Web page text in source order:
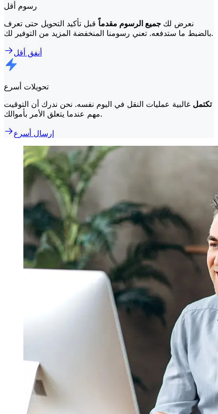
رسوم أقل
نعرض لك جميع الرسوم مقدماًقبل تأكيد التحويل حتى تعرف
بالضبط ما ستدفعه. تعني رسومنا المنخفضة المزيد من التوفير لك.
أنفق أقل
تحويلات أسرع
تكتمل غالبية عمليات النقل في اليوم نفسه. نحن ندرك أن التوقيت
مهم عندما يتعلق الأمر بأموالك.
إرسال أسرع